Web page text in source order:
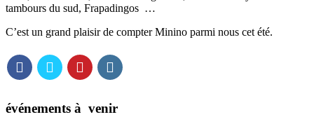
tambours du sud, Frapadingos …
C’est un grand plaisir de compter Minino parmi nous cet été.
événements à venir